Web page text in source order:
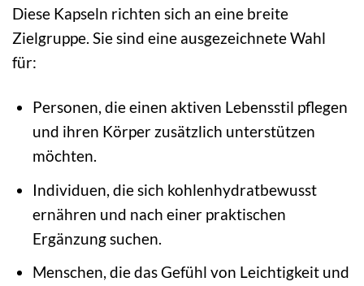
Diese Kapseln richten sich an eine breite
Zielgruppe. Sie sind eine ausgezeichnete Wahl
für:
Personen, die einen aktiven Lebensstil pflegen
und ihren Körper zusätzlich unterstützen
möchten.
Individuen, die sich kohlenhydratbewusst
ernähren und nach einer praktischen
Ergänzung suchen.
Menschen, die das Gefühl von Leichtigkeit und